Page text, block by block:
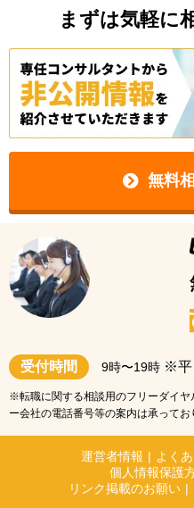
まずは気軽に
無料
受付時間 9時〜19時 ※平
※転職に関する相談用のフリーダイ
ー会社の電話番号等の案内は承ってお
運営者情報 | よく
個人情報保護
リンク掲載のお願い |